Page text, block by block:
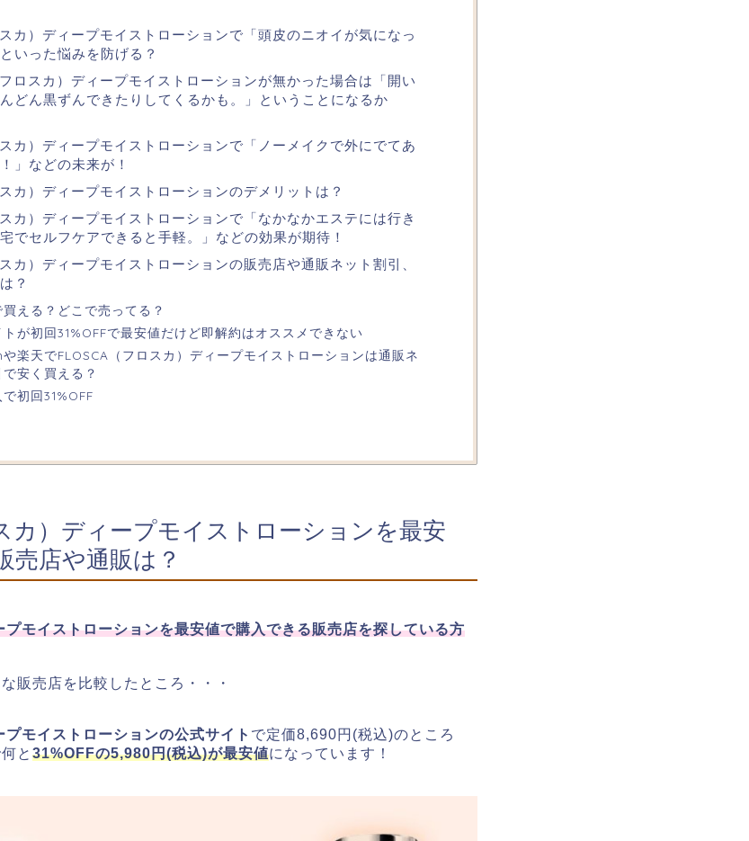
カ）ディープモイストローションで「頭皮のニオイが気になっ
いった悩みを防げる？
ロスカ）ディープモイストローションが無かった場合は「開い
どん黒ずんできたりしてくるかも。」ということになるか
カ）ディープモイストローションで「ノーメイクで外にでてあ
」などの未来が！
カ）ディープモイストローションのデメリットは？
カ）ディープモイストローションで「なかなかエステには行き
でセルフケアできると手軽。」などの効果が期待！
カ）ディープモイストローションの販売店や通販ネット割引、
？
える？どこで売ってる？
が初回31%OFFで最安値だけど即解約はオススメできない
楽天でFLOSCA（フロスカ）ディープモイストローションは通販ネ
安く買える？
初回31%OFF
カ）ディープモイストローションを最安
売店や通販は？
モイストローションを最安値で購入できる販売店を探している方
販売店を比較したところ・・・
モイストローションの公式サイト で定価8,690円(税込)のところ
と 31%OFFの5,980円(税込)が最安値になっています！